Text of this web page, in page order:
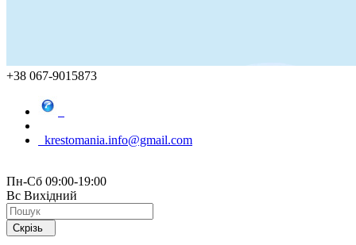
+38 067-9015873
krestomania.info@gmail.com
Пн-Сб 09:00-19:00
Вс Вихідний
Скрізь